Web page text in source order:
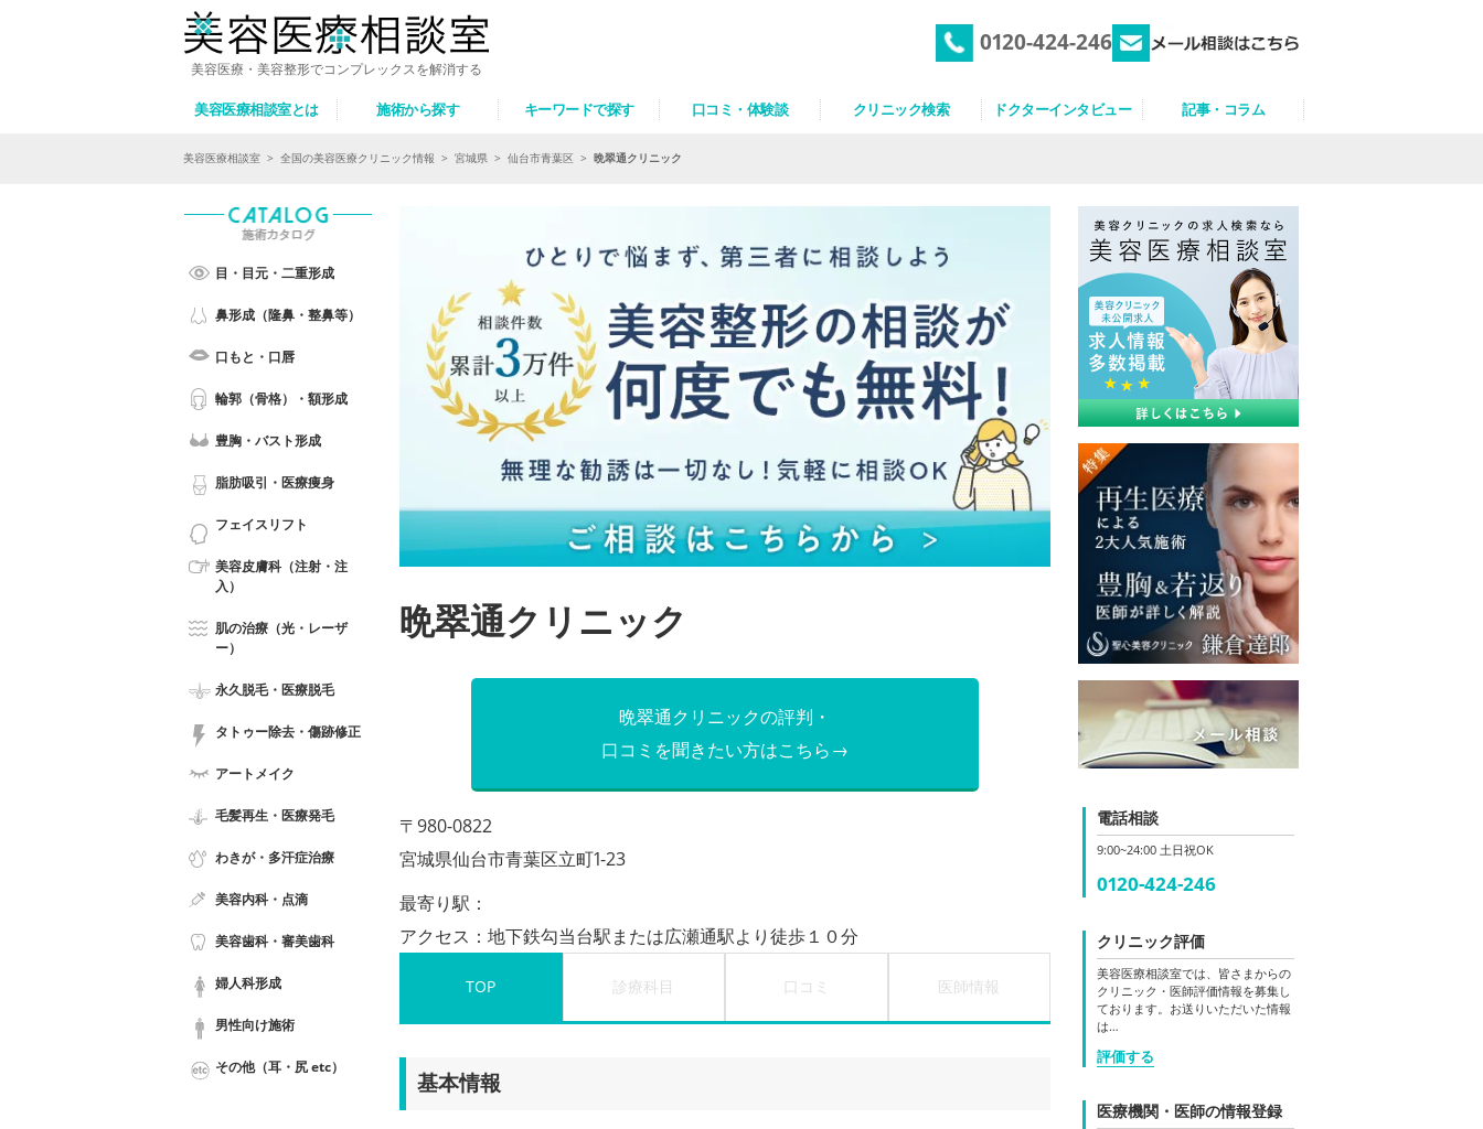
美容医療・美容整形でコンプレックスを解消する
0120-424-246
美容医療相談室とは 施術から探す キーワードで探す 口コミ・体験談 クリニック検索 ドクターインタビュー 記事・コラム
美容医療相談室 > 全国の美容医療クリニック情報 > 宮城県 > 仙台市青葉区 > 晩翠通クリニック
晩翠通クリニック
晩翠通クリニックの評判・
口コミを聞きたい方はこちら→
〒980-0822
宮城県仙台市青葉区立町1-23
最寄り駅：
アクセス：地下鉄勾当台駅または広瀬通駅より徒歩１０分
TOP 診療科目 口コミ 医師情報
基本情報
目・目元・二重形成
鼻形成（隆鼻・整鼻等）
口もと・口唇
輪郭（骨格）・額形成
豊胸・バスト形成
脂肪吸引・医療痩身
フェイスリフト
美容皮膚科（注射・注
入）
肌の治療（光・レーザ
ー）
永久脱毛・医療脱毛
タトゥー除去・傷跡修正
アートメイク
毛髪再生・医療発毛
わきが・多汗症治療
美容内科・点滴
美容歯科・審美歯科
婦人科形成
男性向け施術
その他（耳・尻 etc）
電話相談
9:00~24:00 土日祝OK
0120-424-246
クリニック評価
美容医療相談室では、皆さまからの
クリニック・医師評価情報を募集し
ております。お送りいただいた情報
は…
評価する
医療機関・医師の情報登録